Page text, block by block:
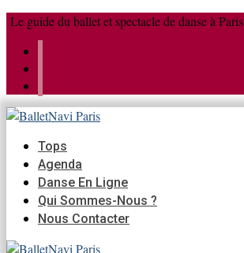
Aller
contenu
Menu
Fermer
Le guide du ballet et spectacle de danse à Paris
Tops
Agenda
Danse En Ligne
Qui Sommes-Nous ?
Nous Contacter